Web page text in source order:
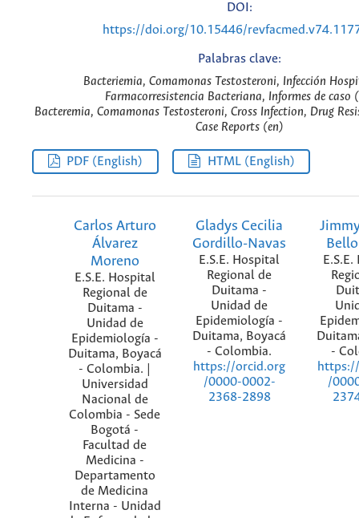
DOI:
https://doi.org/10.15446/
Palabras clave:
Bacteriemia, Comamonas Testosteroni, Infección
Farmacorresistencia Bacteriana, Informes de caso
Bacteremia, Comamonas Testosteroni, Cross Infection, Drug
Case Reports (en)
PDF (English) HTML (English)
Carlos Arturo
Álvarez
Moreno
E.S.E. Hospital
Regional de
Duitama -
Unidad de
Epidemiología -
Duitama, Boyacá
- Colombia. |
Universidad
Nacional de
Colombia - Sede
Bogotá -
Facultad de
Medicina -
Departamento
de Medicina
Interna - Unidad
Gladys Cecilia
Gordillo-Navas
E.S.E. Hospital
Regional de
Duitama -
Unidad de
Epidemiología -
Duitama, Boyacá
- Colombia.
https://orcid.org
/0000-0002-
2368-2898
-
/